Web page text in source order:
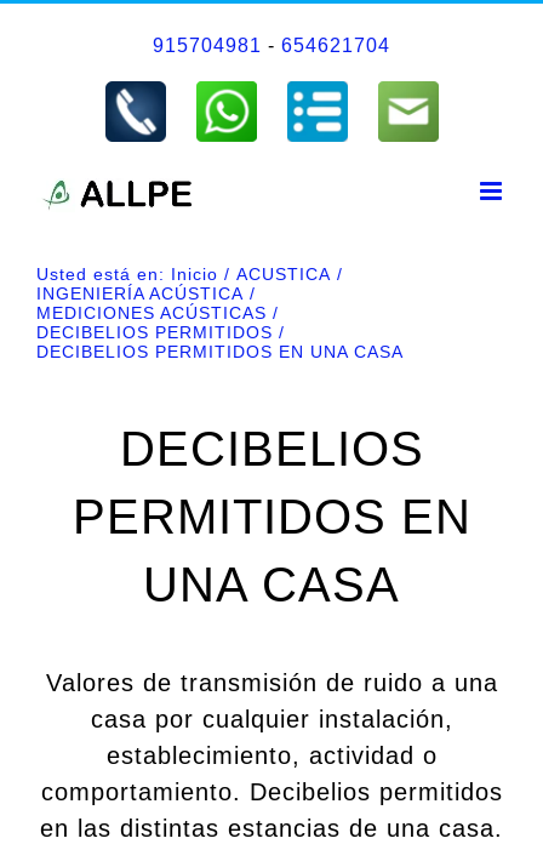
915704981 - 654621704
Usted está en: Inicio
ACUSTICA
INGENIERÍA ACÚSTICA
MEDICIONES ACÚSTICAS
DECIBELIOS PERMITIDOS
DECIBELIOS PERMITIDOS EN UNA CASA
DECIBELIOS
PERMITIDOS EN
UNA CASA
Valores de transmisión de ruido a una
casa por cualquier instalación,
establecimiento, actividad o
comportamiento. Decibelios permitidos
en las distintas estancias de una casa.